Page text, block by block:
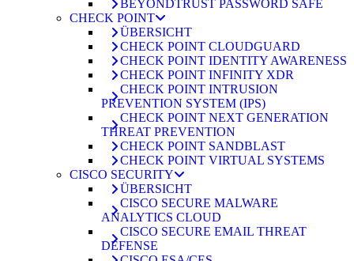
BEYONDTRUST PASSWORD SAFE
CHECK POINT
ÜBERSICHT
CHECK POINT CLOUDGUARD
CHECK POINT IDENTITY AWARENESS
CHECK POINT INFINITY XDR
CHECK POINT INTRUSION
PREVENTION SYSTEM (IPS)
CHECK POINT NEXT GENERATION
THREAT PREVENTION
CHECK POINT SANDBLAST
CHECK POINT VIRTUAL SYSTEMS
CISCO SECURITY
ÜBERSICHT
CISCO SECURE MALWARE
ANALYTICS CLOUD
CISCO SECURE EMAIL THREAT
DEFENSE